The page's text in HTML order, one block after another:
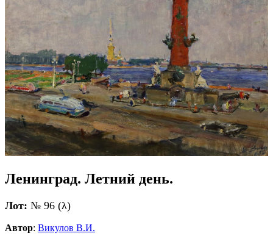
Ленинград. Летний день.
Лот: № 96 (λ)
Автор: Викулов В.И.